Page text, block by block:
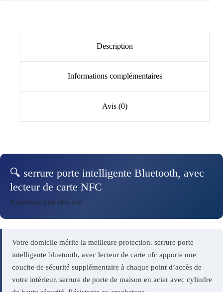
Description
Informations complémentaires
Avis (0)
🔍 serrure porte intelligente Bluetooth, avec
lecteur de carte NFC
Anti-effraction efficace
Votre domicile mérite la meilleure protection. serrure porte
intelligente bluetooth, avec lecteur de carte nfc apporte une
couche de sécurité supplémentaire à chaque point d’accès de
votre intérieur. serrure de porte de maison en acier avec cylindre